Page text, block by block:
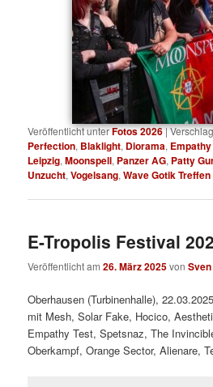
Veröffentlicht unterFotos 2026|
Perfection, Blaklight, Diorama,
Leipzig,Moonspell, Panzer AG, Patty
Unzucht,Vogelsang,Wave Gotik Treffen
E-Tropolis Festival
Veröffentlicht am26. März 2025von
Oberhausen (Turbinenhalle), 22.03.2025
mit Mesh, Solar Fake, Hocico,
Empathy Test, Spetsnaz, The
Oberkampf, Orange Sector, Alienare,